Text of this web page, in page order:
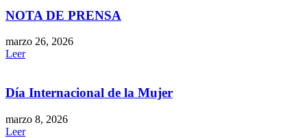
NOTA DE PRENSA
marzo 26, 2026
Leer
Día Internacional de la Mujer
marzo 8, 2026
Leer